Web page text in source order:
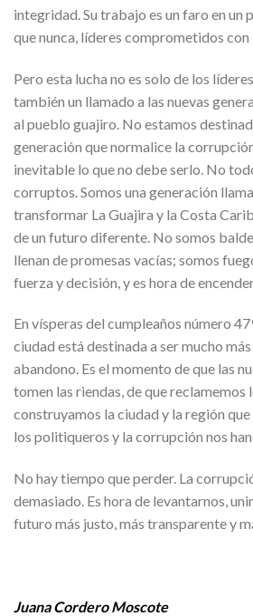
integridad. Su trabajo es un faro en un
que nunca, líderes comprometidos con
Pero esta lucha no es solo de los
también un llamado a las nuevas
al pueblo guajiro. No estamos
generación que normalice la
inevitable lo que no debe serlo. No
corruptos. Somos una generación
transformar La Guajira y la Costa
de un futuro diferente. No somos
llenan de promesas vacías; somos
fuerza y decisión, y es hora de
En vísperas del cumpleaños número
ciudad está destinada a ser mucho
abandono. Es el momento de que las
tomen las riendas, de que reclamemos
construyamos la ciudad y la región
los politiqueros y la corrupción nos
No hay tiempo que perder. La
demasiado. Es hora de levantarnos,
futuro más justo, más transparente y
Juana Cordero Moscote